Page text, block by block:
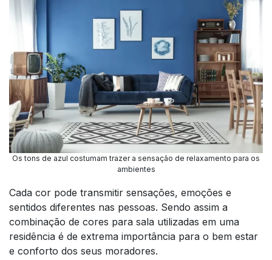
Os tons de azul costumam trazer a sensação de relaxamento para os
ambientes
Cada cor pode transmitir sensações, emoções e
sentidos diferentes nas pessoas. Sendo assim a
combinação de cores para sala utilizadas em uma
residência é de extrema importância para o bem estar
e conforto dos seus moradores.